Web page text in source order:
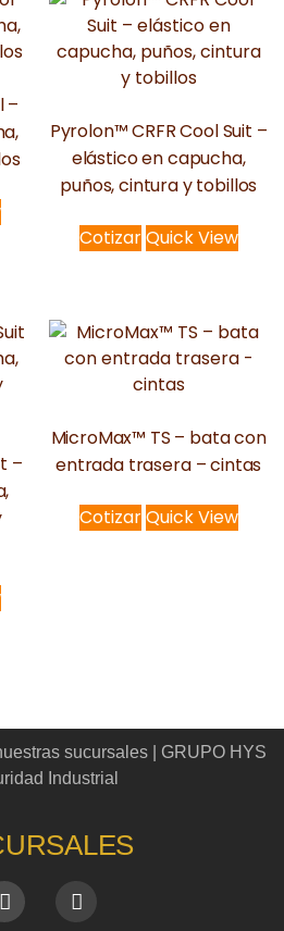
–
Pyrolon™ CRFR Cool Suit –
elástico en capucha,
puños, cintura y tobillos
CotizarQuick View
–
MicroMax™ TS – bata con
entrada trasera – cintas
CotizarQuick View
sucursales | GRUPO HYS
Industrial